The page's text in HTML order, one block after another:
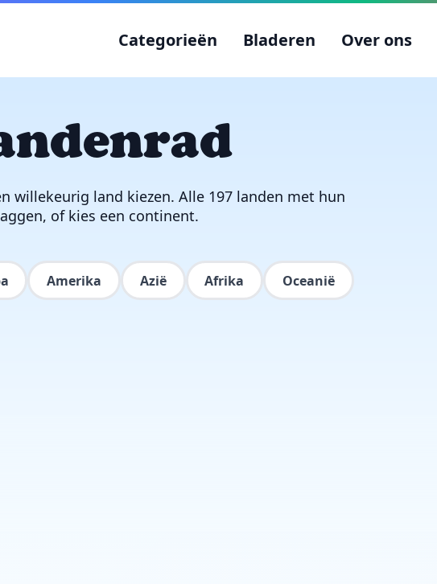
Categorieën Bladeren Over ons
willekeurig land kiezen. Alle 197 landen met hun
of kies een continent.
Amerika Azië Afrika Oceanië